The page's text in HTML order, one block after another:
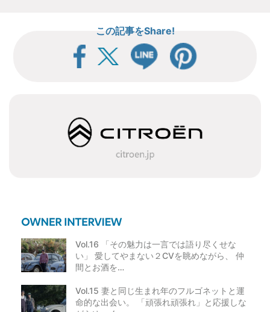
この記事をShare!
Vol.16 「その魅力は一言では語り尽くせな
い」 愛してやまない２CVを眺めながら、 仲
間とお酒を…
Vol.15 妻と同じ生まれ年のフルゴネットと運
命的な出会い。 「頑張れ頑張れ」と応援しな